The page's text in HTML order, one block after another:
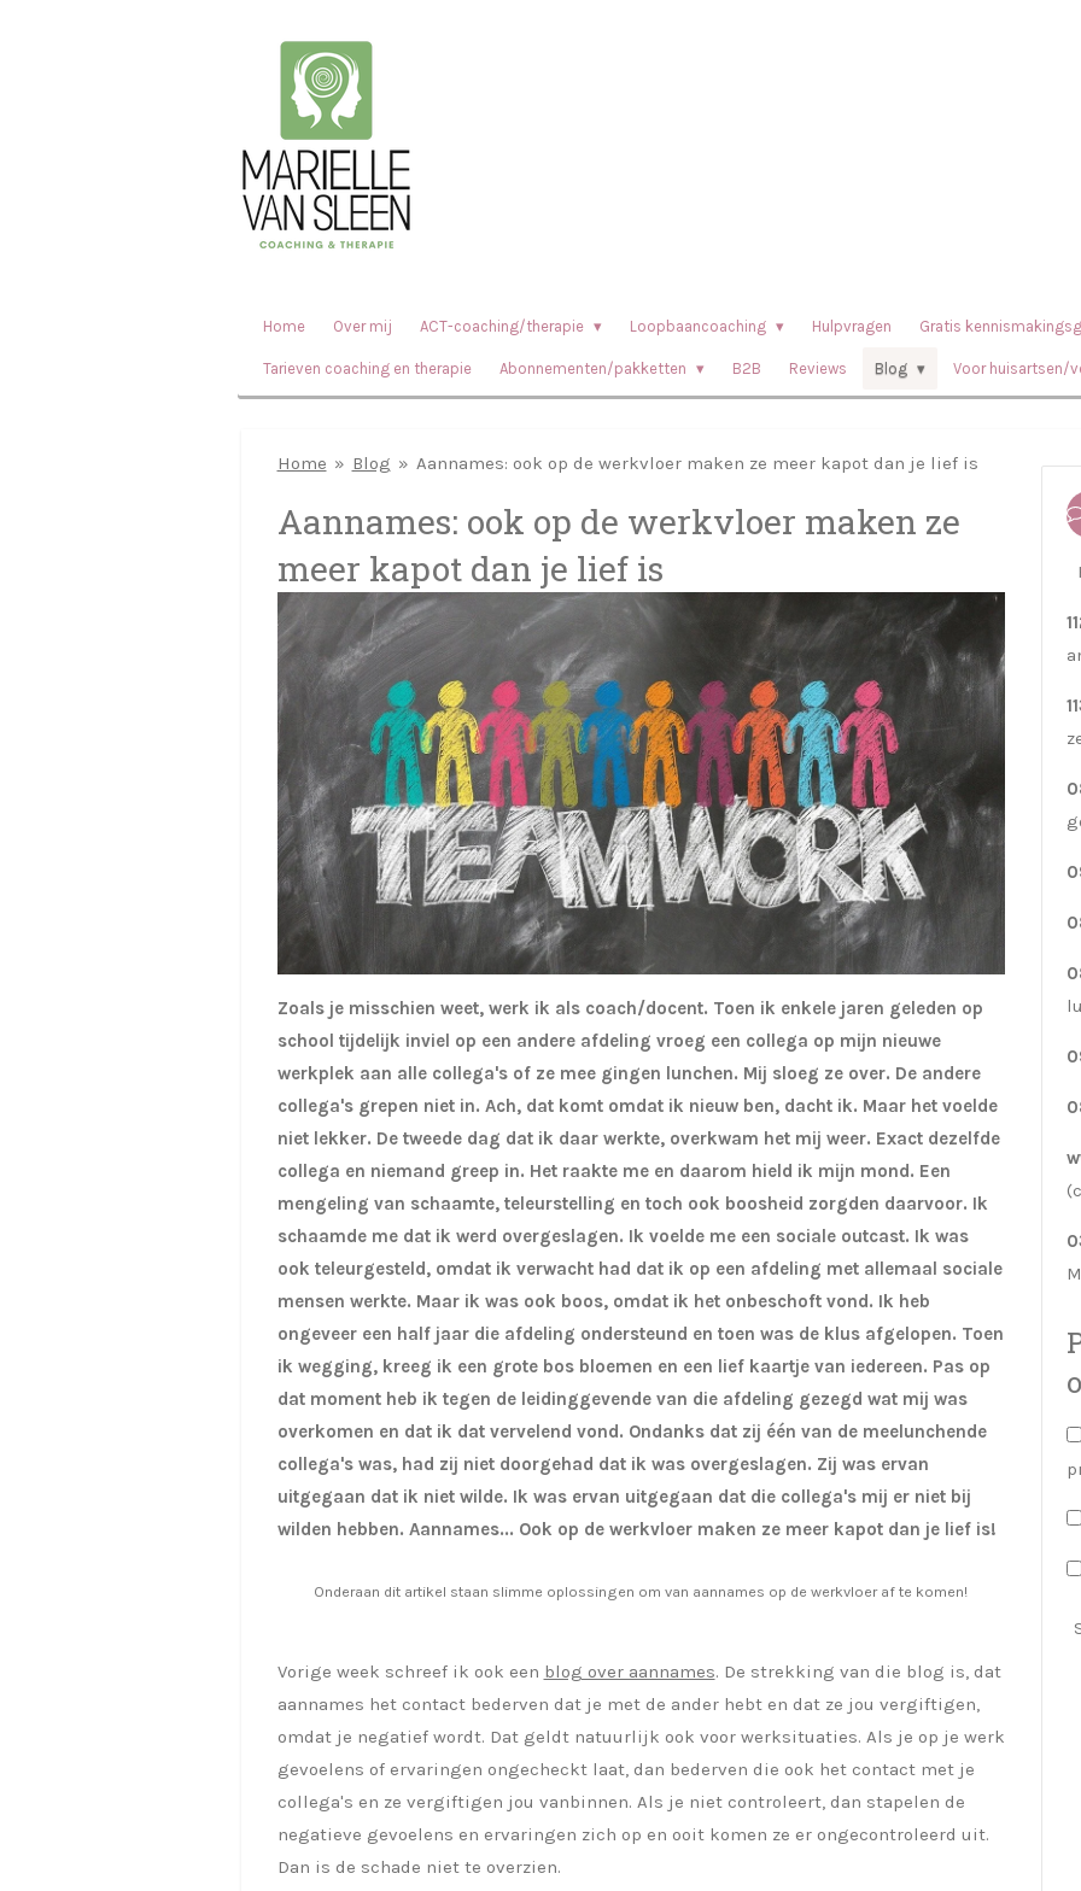
Home Over mij ACT-coaching/therapie Loopbaancoaching Hulpvragen Gratis
Tarieven coaching en therapie Abonnementen/pakketten B2B Reviews Blog Voor huisartsen/
Home » Blog » Aannames: ook op de werkvloer maken ze meer kapot dan je lief is
Aannames: ook op de werkvloer maken ze
meer kapot dan je lief is
Zoals je misschien weet, werk ik als coach/docent. Toen ik enkele jaren geleden op
school tijdelijk inviel op een andere afdeling vroeg een collega op mijn nieuwe
werkplek aan alle collega's of ze mee gingen lunchen. Mij sloeg ze over. De andere
collega's grepen niet in. Ach, dat komt omdat ik nieuw ben, dacht ik. Maar het voelde
niet lekker. De tweede dag dat ik daar werkte, overkwam het mij weer. Exact dezelfde
collega en niemand greep in. Het raakte me en daarom hield ik mijn mond. Een
mengeling van schaamte, teleurstelling en toch ook boosheid zorgden daarvoor. Ik
schaamde me dat ik werd overgeslagen. Ik voelde me een sociale outcast. Ik was
ook teleurgesteld, omdat ik verwacht had dat ik op een afdeling met allemaal sociale
mensen werkte. Maar ik was ook boos, omdat ik het onbeschoft vond. Ik heb
ongeveer een half jaar die afdeling ondersteund en toen was de klus afgelopen. Toen
ik wegging, kreeg ik een grote bos bloemen en een lief kaartje van iedereen. Pas op
dat moment heb ik tegen de leidinggevende van die afdeling gezegd wat mij was
overkomen en dat ik dat vervelend vond. Ondanks dat zij één van de meelunchende
collega's was, had zij niet doorgehad dat ik was overgeslagen. Zij was ervan
uitgegaan dat ik niet wilde. Ik was ervan uitgegaan dat die collega's mij er niet bij
wilden hebben. Aannames... Ook op de werkvloer maken ze meer kapot dan je lief is!
Onderaan dit artikel staan slimme oplossingen om van aannames op de werkvloer af te komen!
Vorige week schreef ik ook een blog over aannames. De strekking van die blog is, dat
aannames het contact bederven dat je met de ander hebt en dat ze jou vergiftigen,
omdat je negatief wordt. Dat geldt natuurlijk ook voor werksituaties. Als je op je werk
gevoelens of ervaringen ongecheckt laat, dan bederven die ook het contact met je
collega's en ze vergiftigen jou vanbinnen. Als je niet controleert, dan stapelen de
negatieve gevoelens en ervaringen zich op en ooit komen ze er ongecontroleerd uit.
Dan is de schade niet te overzien.